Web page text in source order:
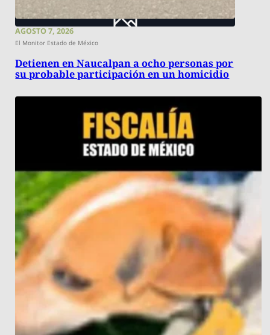
AGOSTO 7, 2026
El Monitor Estado de México
Detienen en Naucalpan a ocho personas por
su probable participación en un homicidio